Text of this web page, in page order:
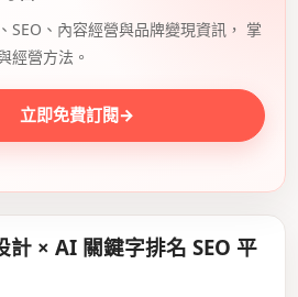
SEO、內容經營與品牌變現資訊， 掌
經營方法。
立即免費訂閱→
計 × AI 關鍵字排名 SEO 平